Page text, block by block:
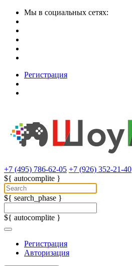
Мы в социальных сетях:
Регистрация
+7 (495) 786-62-05 +7 (926) 352-21-40
${ autocomplite }
${ search_phase }
${ autocomplite }
Регистрация
Авторизация